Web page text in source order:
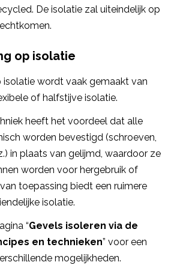
De isolatie zal uiteindelijk op
op isolatie
isolatie wordt vaak gemaakt van
of halfstijve isolatie.
heeft het voordeel dat alle
worden bevestigd (schroeven,
in plaats van gelijmd, waardoor ze
worden voor hergebruik of
toepassing biedt een ruimere
isolatie.
“Gevels isoleren via de
en technieken” voor een
mogelijkheden.